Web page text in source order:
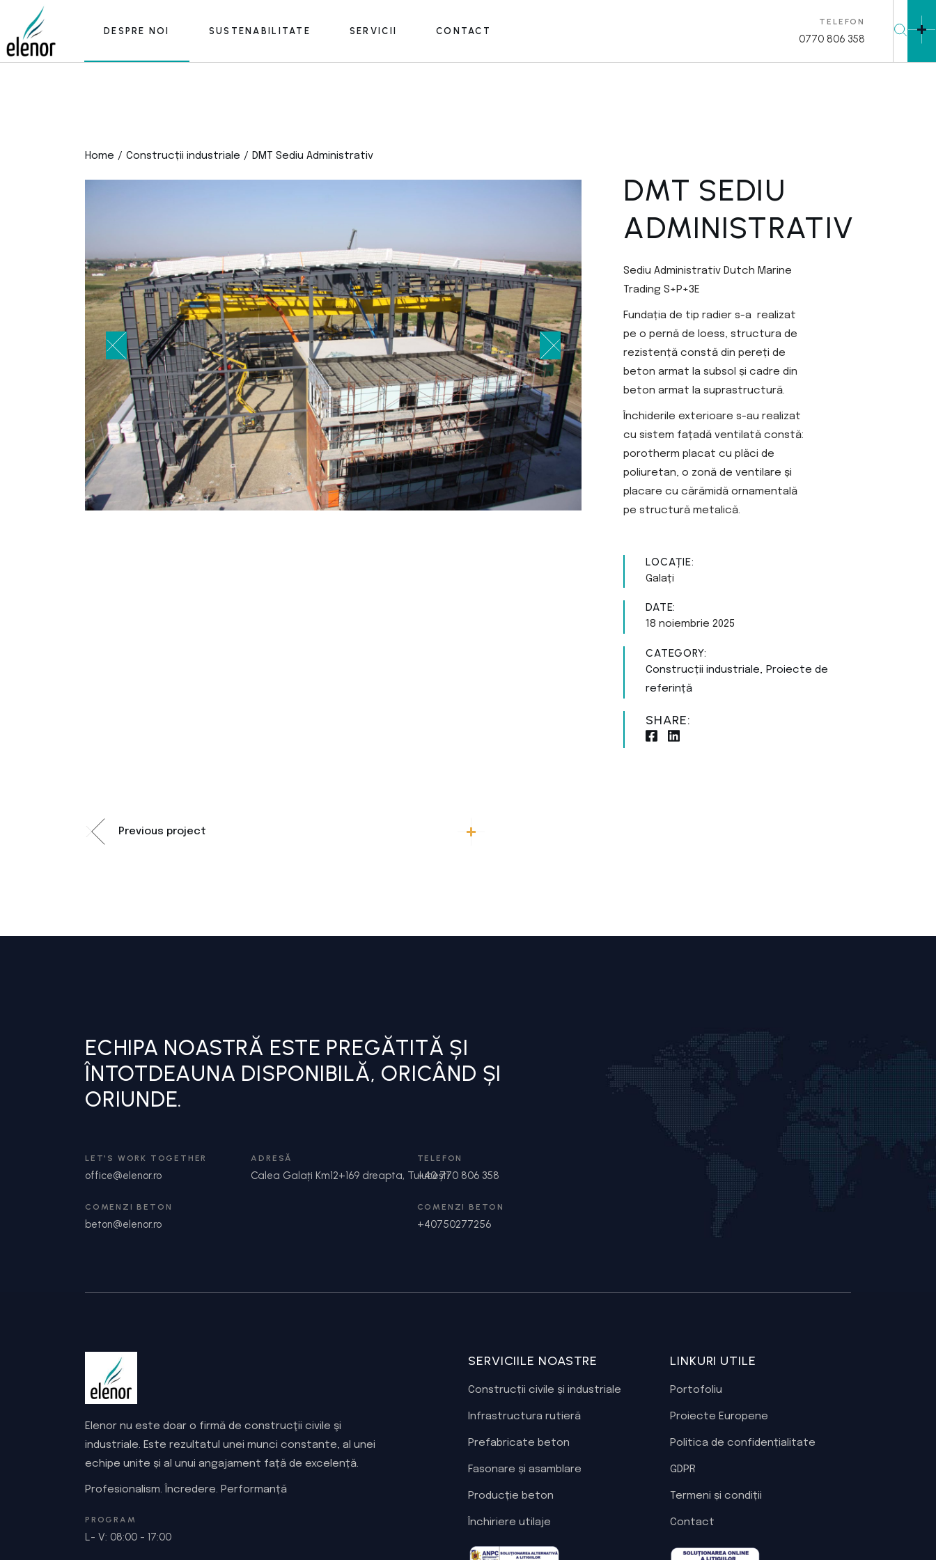
content
DESPRE NOI
Proiecte europene
SUSTENABILITATE SERVICII
Infrastructură rutieră
Producție beton
Închiriere utilaje
CONTACT
TELEFON
0770 806 358
Cine suntem
Portofoliu
Construcții civile
Construcții industriale
Fasonare și asamblare
Home Construcții industriale DMT Sediu Administrativ
DMT SEDIU
ADMINISTRATIV
Sediu Administrativ Dutch Marine
Trading S+P+3E
Fundația de tip radier s-a realizat
pe o pernă de loess, structura de
rezistență constă din pereți de
beton armat la subsol și cadre din
beton armat la suprastructură.
Închiderile exterioare s-au realizat
cu sistem fațadă ventilată constă:
porotherm placat cu plăci de
poliuretan, o zonă de ventilare și
placare cu cărămidă ornamentală
pe structură metalică.
LOCAȚIE:
Galați
DATE:
18 noiembrie 2025
CATEGORY:
Construcții industriale
Proiecte de
referință
SHARE:
Previous project
ECHIPA NOASTRĂ ESTE PREGĂTITĂ ȘI
ÎNTOTDEAUNA DISPONIBILĂ, ORICÂND ȘI
ORIUNDE.
LET'S WORK TOGETHER
office@elenor.ro
COMENZI BETON
beton@elenor.ro
ADRESĂ
Calea Galați Km12+169 dreapta, Tulucești
TELEFON
+40 770 806 358
COMENZI BETON
+40750277256
Elenor nu este doar o firmă de construcţii civile şi
industriale. Este rezultatul unei munci constante, al unei
echipe unite și al unui angajament față de excelență.
Profesionalism. Încredere. Performanță
PROGRAM
L- V: 08:00 - 17:00
SERVICIILE NOASTRE
Construcții civile și industriale
Infrastructura rutieră
Prefabricate beton
Fasonare și asamblare
Producție beton
Închiriere utilaje
LINKURI UTILE
Portofoliu
Proiecte Europene
Politica de confidențialitate
GDPR
Termeni și condiții
Contact